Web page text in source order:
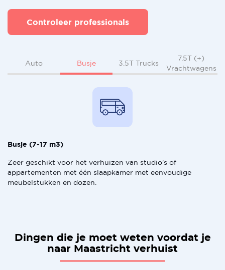
Controleer professionals
Auto Busje 3.5T Trucks
7.5T (+)
Vrachtwagens
Busje (7-17 m3)
Zeer geschikt voor het verhuizen van studio's of
appartementen met één slaapkamer met eenvoudige
meubelstukken en dozen.
Dingen die je moet weten voordat je
naar Maastricht verhuist